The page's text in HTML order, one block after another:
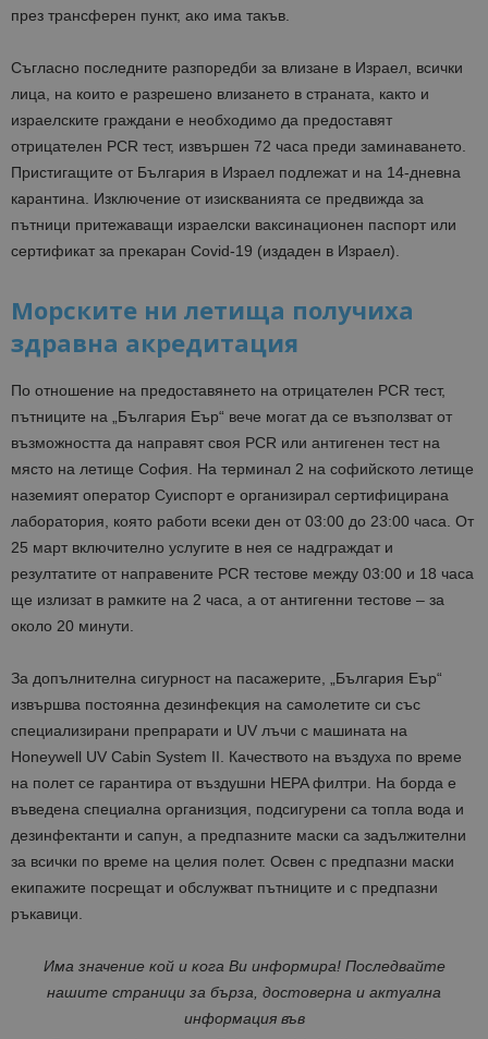
през трансферен пункт, ако има такъв.
Съгласно последните разпоредби за влизане в Израел, всички
лица, на които е разрешено влизането в страната, както и
израелските граждани е необходимо да предоставят
отрицателен PCR тест, извършен 72 часа преди заминаването.
Пристигащите от България в Израел подлежат и на 14-дневна
карантина. Изключение от изискванията се предвижда за
пътници притежаващи израелски ваксинационен паспорт или
сертификат за прекаран Covid-19 (издаден в Израел).
Морските ни летища получиха
здравна акредитация
По отношение на предоставянето на отрицателен PCR тест,
пътниците на „България Еър“ вече могат да се възползват от
възможността да направят своя PCR или антигенен тест на
място на летище София. На терминал 2 на софийското летище
наземият оператор Суиспорт е организирал сертифицирана
лаборатория, която работи всеки ден от 03:00 до 23:00 часа. От
25 март включително услугите в нея се надграждат и
резултатите от направените PCR тестове между 03:00 и 18 часа
ще излизат в рамките на 2 часа, а от антигенни тестове – за
около 20 минути.
За допълнителна сигурност на пасажерите, „България Еър“
извършва постоянна дезинфекция на самолетите си със
специализирани препрарати и UV лъчи с машината на
Honeywell UV Cabin System II. Качеството на въздуха по време
на полет се гарантира от въздушни HEPA филтри. На борда е
въведена специална организция, подсигурени са топла вода и
дезинфектанти и сапун, а предпазните маски са задължителни
за всички по време на целия полет. Освен с предпазни маски
екипажите посрещат и обслужват пътниците и с предпазни
ръкавици.
Има значение кой и кога Ви информира! Последвайте
нашите страници за бърза, достоверна и актуална
информация във